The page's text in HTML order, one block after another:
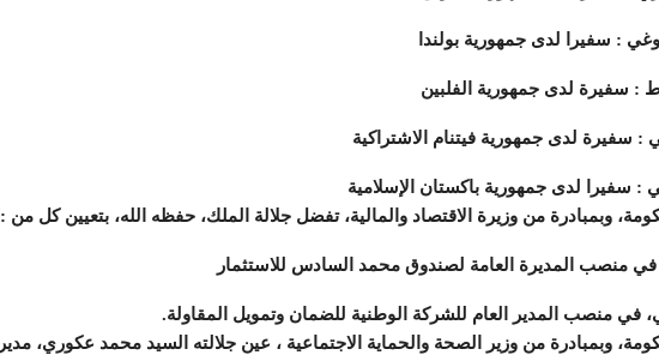
وبمبادرة من وزيرة الاقتصاد والمالية، تفضل جلالة الملك، حفظه الله، بتعيين كل من :
وبمبادرة من وزير الصحة والحماية الاجتماعية ، عين جلالته السيد محمد عكوري، مديرا